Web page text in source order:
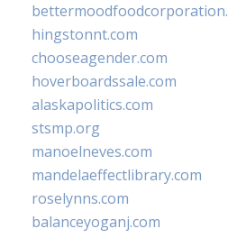
hingstonnt.com
chooseagender.com
hoverboardssale.com
alaskapolitics.com
stsmp.org
manoelneves.com
mandelaeffectlibrary.com
roselynns.com
balanceyoganj.com